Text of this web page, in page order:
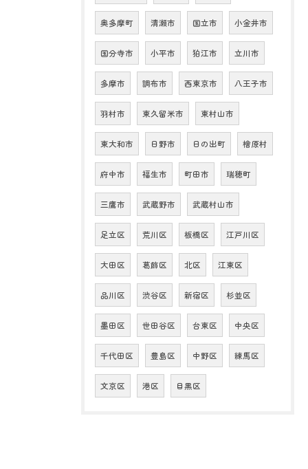
奥多摩町 清瀬市 国立市 小金井市
国分寺市 小平市 狛江市 立川市
多摩市 調布市 西東京市 八王子市
羽村市 東久留米市 東村山市
東大和市 日野市 日の出町 檜原村
府中市 福生市 町田市 瑞穂町
三鷹市 武蔵野市 武蔵村山市
足立区 荒川区 板橋区 江戸川区
大田区 葛飾区 北区 江東区
品川区 渋谷区 新宿区 杉並区
墨田区 世田谷区 台東区 中央区
千代田区 豊島区 中野区 練馬区
文京区 港区 目黒区